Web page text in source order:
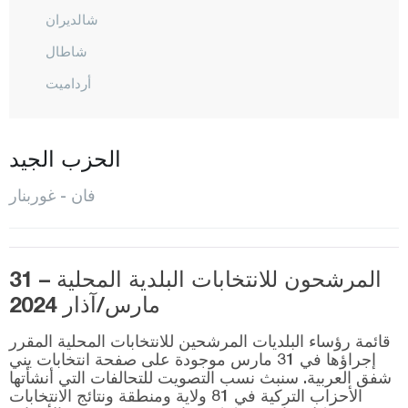
شالديران
شاطال
أرداميت
غيفاش
غوربنار
مرادية
أوزالب
صراي
طوشاب
يالوفا
الحزب الجيد
فان - غوربنار
المرشحون للانتخابات البلدية المحلية – 31
مارس/آذار 2024
قائمة رؤساء البلديات المرشحين للانتخابات المحلية المقرر
إجراؤها في 31 مارس موجودة على صفحة انتخابات يني
شفق العربية. سنبث نسب التصويت للتحالفات التي أنشأتها
الأحزاب التركية في 81 ولاية ومنطقة ونتائج الانتخابات